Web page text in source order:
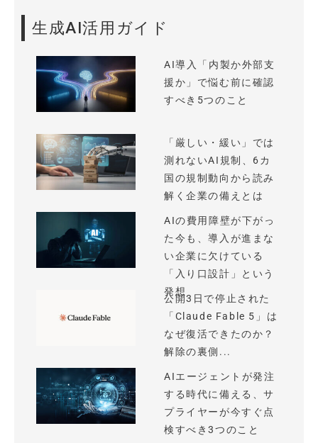
生成AI活用ガイド
AI導入「内製か外部支
援か」で悩む前に確認
すべき5つのこと
「厳しい・緩い」では
測れないAI規制、6カ
国の規制動向から読み
解く企業の備えとは
AIの費用障壁が下がっ
た今も、導入が進まな
い企業に欠けている
「入り口設計」という
発想
公開3日で停止された
「Claude Fable 5」は
なぜ復活できたのか？
解除の裏側...
AIエージェントが発注
する時代に備える、サ
プライヤーが今すぐ点
検すべき3つのこと